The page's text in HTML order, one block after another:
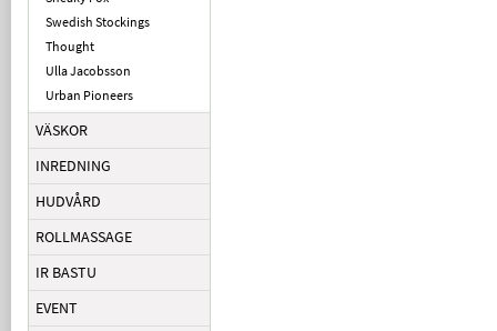
Swedish Stockings
Thought
Ulla Jacobsson
Urban Pioneers
VÄSKOR
INREDNING
HUDVÅRD
ROLLMASSAGE
IR BASTU
EVENT